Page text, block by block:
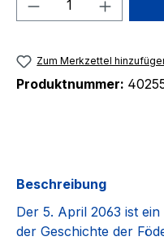
Zum Merkzettel
Produktnummer:
Beschreibung
Der 5. April 2063 ist
der Geschichte der